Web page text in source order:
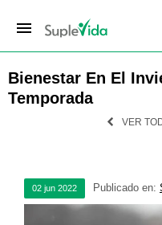
menu
Bienestar En El
Temporada
VER
02 jun 2022 Publicado en: